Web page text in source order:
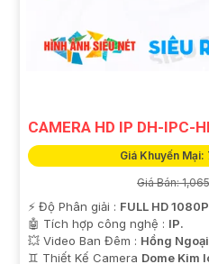
CAMERA HD IP DH-IPC-
Giá Khuyến
Giá Bán:
️⚡ Độ Phân giải : FULL HD
🤖️ Tích hợp công nghệ : IP.
💥 Video Ban Đêm : Hồng
♊ Thiết Kế Camera Dome Kim